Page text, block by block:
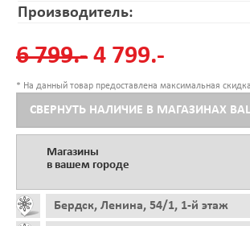
Производитель:
6 799.- 4 799.-
* На данный товар предоставлена максимальная
СВЕРНУТЬ НАЛИЧИЕ В МАГАЗИНАХ
Магазины
в вашем городе
Бердск, Ленина, 54/1, 1-й этаж